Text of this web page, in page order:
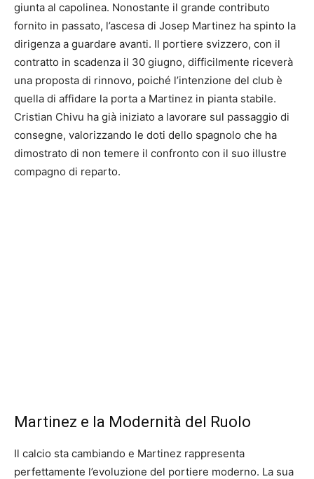
giunta al capolinea. Nonostante il grande contributo
fornito in passato, l’ascesa di Josep Martinez ha spinto la
dirigenza a guardare avanti. Il portiere svizzero, con il
contratto in scadenza il 30 giugno, difficilmente riceverà
una proposta di rinnovo, poiché l’intenzione del club è
quella di affidare la porta a Martinez in pianta stabile.
Cristian Chivu ha già iniziato a lavorare sul passaggio di
consegne, valorizzando le doti dello spagnolo che ha
dimostrato di non temere il confronto con il suo illustre
compagno di reparto.
Martinez e la Modernità del Ruolo
Il calcio sta cambiando e Martinez rappresenta
perfettamente l’evoluzione del portiere moderno. La sua